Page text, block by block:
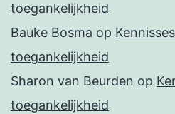
toegankelijkheid
Bauke Bosma op
toegankelijkheid
Sharon van Beurden op
toegankelijkheid